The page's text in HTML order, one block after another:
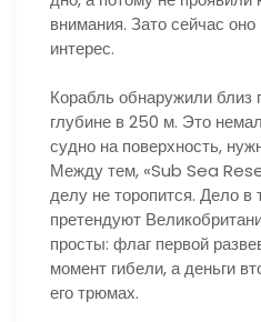
внимания. Зато сейчас
интерес.
Корабль обнаружили близ
глубине в 250 м. Это
судно на поверхность,
Между тем, «Sub Sea
делу не торопится. Дело в
претендуют
просты: флаг первой
момент гибели, а деньги
его трюмах.